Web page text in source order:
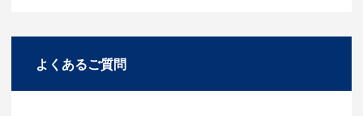
よくあるご質問